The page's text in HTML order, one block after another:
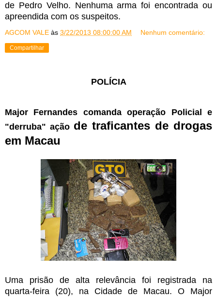
de Pedro Velho. Nenhuma arma foi encontrada ou
apreendida com os suspeitos.
AGCOM VALE às 3/22/2013 08:00:00 AM Nenhum comentário:
Compartilhar
POLÍCIA
Major Fernandes comandaoperação Policial e
"derruba" ação de traficantes de drogas
em Macau
Uma prisão de alta relevância foi registrada na
quarta-feira (20), na Cidade de Macau. O Major